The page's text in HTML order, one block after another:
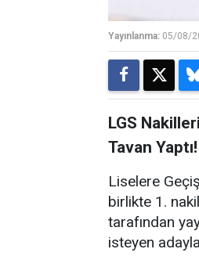
Yayınlanma: 05/08/
LGS
Tavan Yaptı!
Liselere
birlikte 1.
tarafından
isteyen